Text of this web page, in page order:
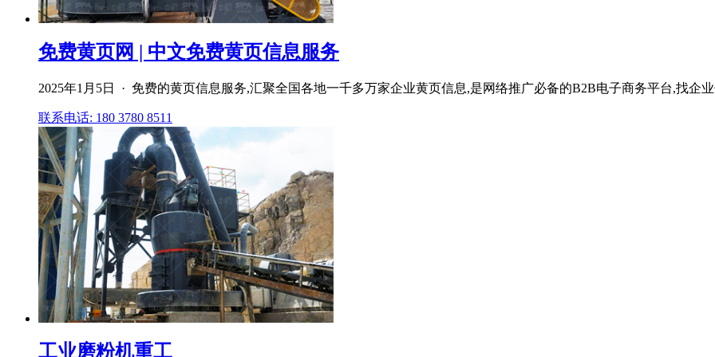
免费黄页网 | 中文免费黄页信息服务
2025年1月5日 · 免费的黄页信息服务,汇聚全国各地一千多万家企业黄页信息,是网络推广必备的B2B电子商务平台,找企
联系电话: 180 3780 8511
工业磨粉机重工